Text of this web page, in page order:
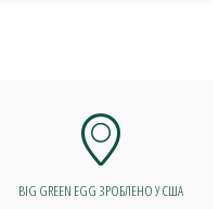
BIG GREEN EGG ЗРОБЛЕНО У США